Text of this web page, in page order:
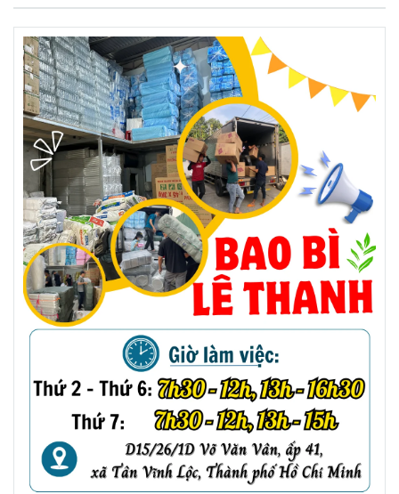
CHAI NHỰA VÒI XỊT 500ML
Liên hệ